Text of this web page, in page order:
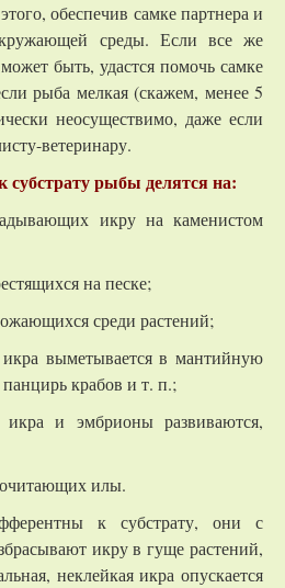
обеспечив самке партнера и
среды. Если все же
быть, удастся помочь самке
рыба мелкая (скажем, менее 5
неосуществимо, даже если
ветеринару.
рыбы делятся на:
икру на каменистом
на песке;
среди растений;
выметывается в мантийную
крабов и т. п.;
и эмбрионы развиваются,
илы.
к субстрату, они с
икру в гуще растений,
неклейкая икра опускается